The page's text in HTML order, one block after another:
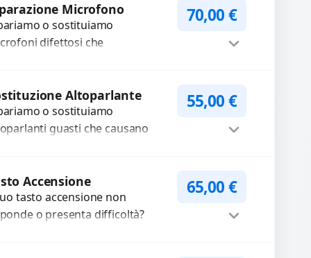
Microfono
o sostituiamo
difettosi che
Diagnosi accurata e
di...
70,00€
Altoparlante
o sostituiamo
guasti che causano
per 3...
55,00€
Accensione
tasto accensione non
o presenta difficoltà?
65,00€